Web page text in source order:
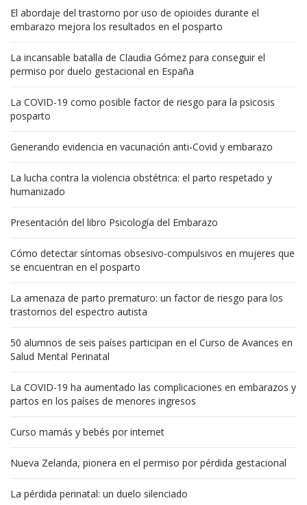
El abordaje del trastorno por uso de opioides durante el
embarazo mejora los resultados en el posparto
La incansable batalla de Claudia Gómez para conseguir el
permiso por duelo gestacional en España
La COVID-19 como posible factor de riesgo para la psicosis
posparto
Generando evidencia en vacunación anti-Covid y embarazo
La lucha contra la violencia obstétrica: el parto respetado y
humanizado
Presentación del libro Psicología del Embarazo
Cómo detectar síntomas obsesivo-compulsivos en mujeres que
se encuentran en el posparto
La amenaza de parto prematuro: un factor de riesgo para los
trastornos del espectro autista
50 alumnos de seis países participan en el Curso de Avances en
Salud Mental Perinatal
La COVID-19 ha aumentado las complicaciones en embarazos y
partos en los países de menores ingresos
Curso mamás y bebés por internet
Nueva Zelanda, pionera en el permiso por pérdida gestacional
La pérdida perinatal: un duelo silenciado